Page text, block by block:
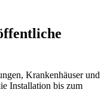
Krankenhäuser und
Installation bis zum